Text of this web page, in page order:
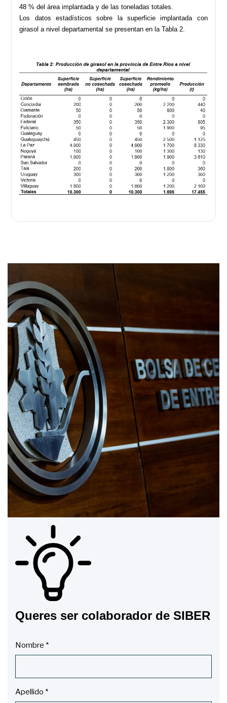
48 % del área implantada y de las toneladas totales.
Los datos estadísticos sobre la superficie implantada con
girasol a nivel departamental se presentan en la Tabla 2.
Queres ser colaborador de SIBER
Nombre *
Apellido *